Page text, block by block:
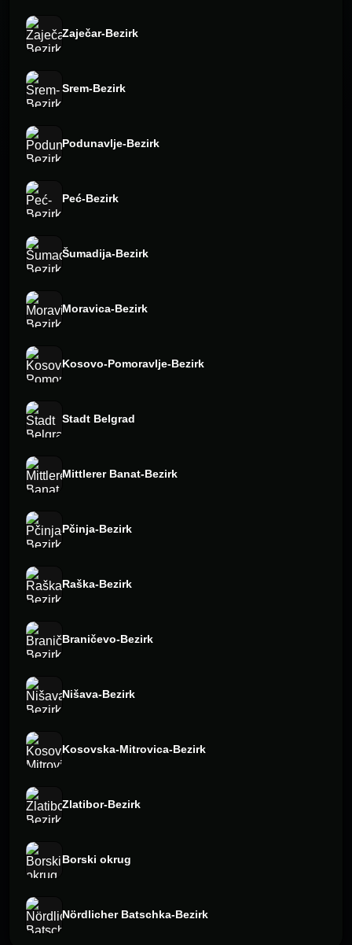
Zaječar-Bezirk
Srem-Bezirk
Podunavlje-Bezirk
Peć-Bezirk
Šumadija-Bezirk
Moravica-Bezirk
Kosovo-Pomoravlje-Bezirk
Stadt Belgrad
Mittlerer Banat-Bezirk
Pčinja-Bezirk
Raška-Bezirk
Braničevo-Bezirk
Nišava-Bezirk
Kosovska-Mitrovica-Bezirk
Zlatibor-Bezirk
Borski okrug
Nördlicher Batschka-Bezirk